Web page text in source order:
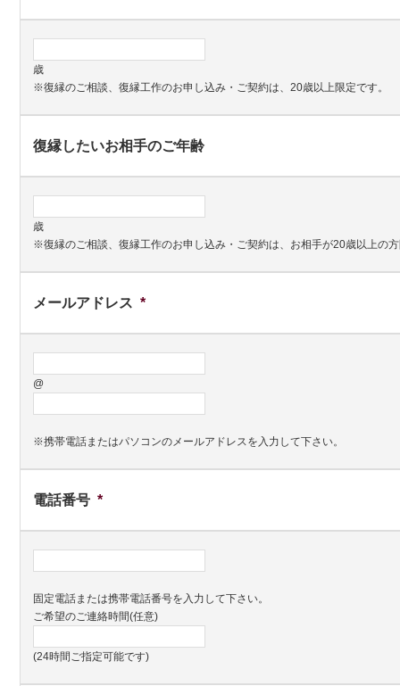
歳
※復縁のご相談、復縁工作のお申し込み・ご契約は、20歳以上限定です。
復縁したいお相手のご年齢
歳
※復縁のご相談、復縁工作のお申し込み・ご契約は、お相手が20歳以上の
メールアドレス *
@
※携帯電話またはパソコンのメールアドレスを入力して下さい。
電話番号 *
固定電話または携帯電話番号を入力して下さい。
ご希望のご連絡時間(任意)
(24時間ご指定可能です)